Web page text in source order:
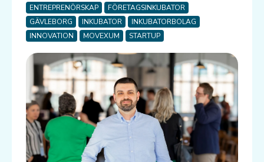
ENTREPRENÖRSKAP
FÖRETAGSINKUBATOR
GÄVLEBORG
INKUBATOR
INKUBATORBOLAG
INNOVATION
MOVEXUM STARTUP